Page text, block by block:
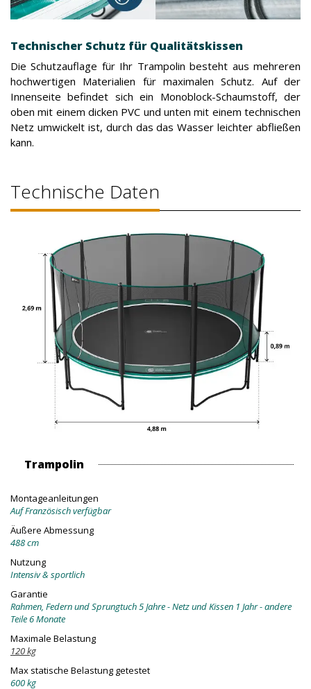
Technischer Schutz für Qualitätskissen
Die Schutzauflage für Ihr Trampolin besteht aus mehreren
hochwertigen Materialien für maximalen Schutz. Auf der
Innenseite befindet sich ein Monoblock-Schaumstoff, der
oben mit einem dicken PVC und unten mit einem technischen
Netz umwickelt ist, durch das das Wasser leichter abfließen
kann.
Technische Daten
Trampolin
Montageanleitungen
Auf Französisch verfügbar
Äußere Abmessung
488 cm
Nutzung
Intensiv & sportlich
Garantie
Rahmen, Federn und Sprungtuch 5 Jahre - Netz und Kissen 1 Jahr - andere
Teile 6 Monate
Maximale Belastung
120 kg
Max statische Belastung getestet
600 kg